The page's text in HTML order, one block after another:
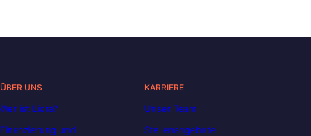
ÜBER UNS
Wer ist Liora?
Finanzierung und
KARRIERE
Unser Team
Stellenangebote